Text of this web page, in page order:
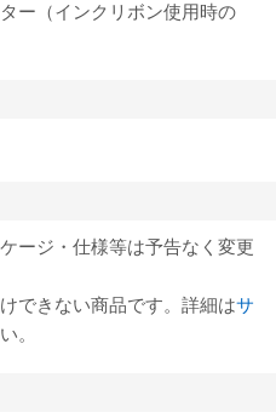
ー（インクリボン使用時の
ージ・仕様等は予告なく変更
できない商品です。詳細はサ
。